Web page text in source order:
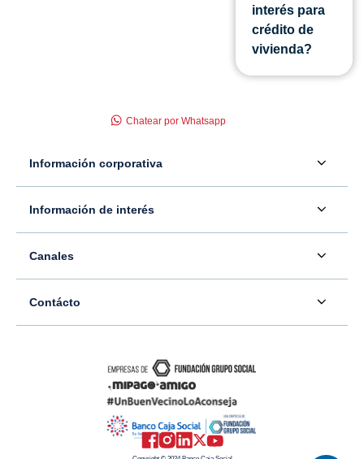
interés para
crédito de
vivienda?
Información corporativa
Información para inversionistas
Sala de prensa
Información adicional
Trabaje con nosotros
Transparencia y acceso a la información pública
Información de interés
Servicio - Atención al Consumidor financiero
Tutoriales canales digitales
Términos y condiciones de uso de internet
Canales
Ubíquenos
Directorios alternos
Contácto
Chatear por Whatsapp
Bogotá - Colombia
Resto del país: 01-8000-910038